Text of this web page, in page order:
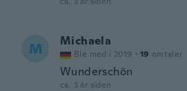
M Michaela
Ble med i 2019 · 19 omtaler
Wunderschön
ca. 3 år siden